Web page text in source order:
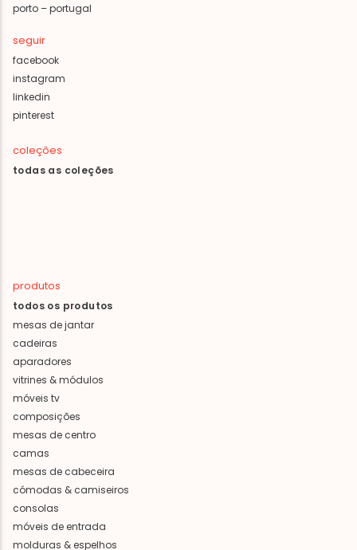
porto – portugal
seguir
facebook
instagram
linkedin
pinterest
coleções
todas as coleções
produtos
todos os produtos
mesas de jantar
cadeiras
aparadores
vitrines & módulos
móveis tv
composições
mesas de centro
camas
mesas de cabeceira
cómodas & camiseiros
consolas
móveis de entrada
molduras & espelhos